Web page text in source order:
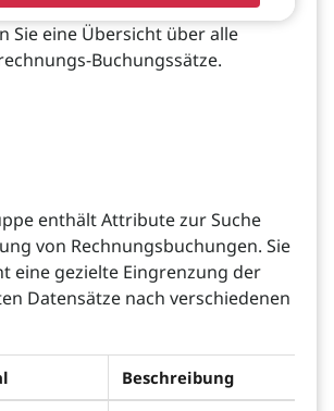
Sie eine Übersicht über alle
Buchungssätze.
enthält Attribute zur Suche
von Rechnungsbuchungen. Sie
eine gezielte Eingrenzung der
Datensätze nach verschiedenen
Beschreibung